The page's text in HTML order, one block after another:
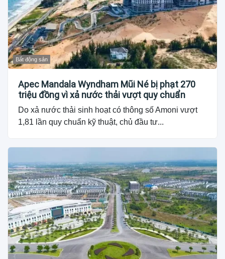
Bất động sản
Apec Mandala Wyndham Mũi Né bị phạt 270
triệu đồng vì xả nước thải vượt quy chuẩn
Do xả nước thải sinh hoạt có thông số Amoni vượt
1,81 lần quy chuẩn kỹ thuật, chủ đầu tư...